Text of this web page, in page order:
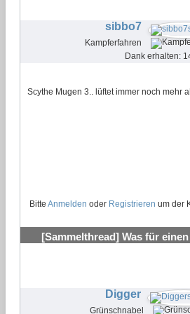
sibbo7
Kampferfahren
Dank erhalten:
Scythe Mugen 3.. lüftet immer noch mehr
Bitte Anmelden oder Registrieren um der
[Sammelthread] Was für
Digger
Grünschnabel